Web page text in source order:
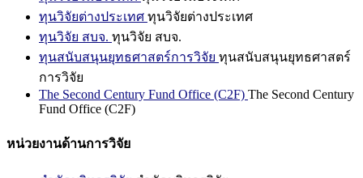
ทุนวิจัยต่างประเทศ ทุนวิจัยต่างประเทศ
ทุนวิจัย สบจ. ทุนวิจัย สบจ.
ทุนสนับสนุนยุทธศาสตร์การวิจัย ทุนสนับสนุนยุทธศาสตร์
การวิจัย
The Second Century Fund Office (C2F) The Second Century
Fund Office (C2F)
หน่วยงานด้านการวิจัย